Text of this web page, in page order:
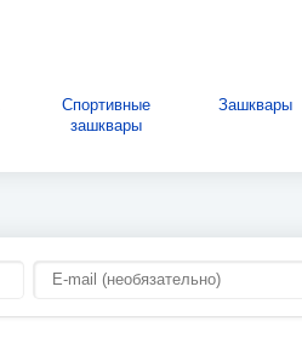
Спортивные
зашквары
Зашквары